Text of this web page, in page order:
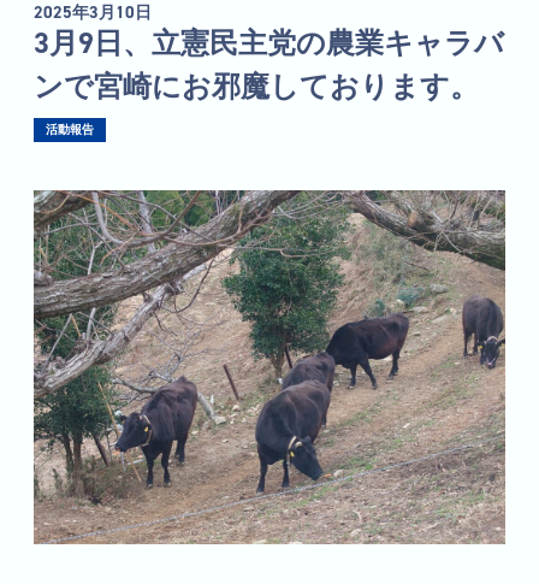
2025年3月10日
3月9日、立憲民主党の農業キャラバ
ンで宮崎にお邪魔しております。
活動報告